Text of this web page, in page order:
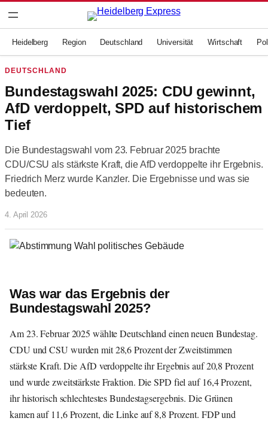
Inhalt
Heidelberg Region Deutschland Universität Wirtschaft
DEUTSCHLAND
Bundestagswahl 2025: CDU gewinnt,
AfD verdoppelt, SPD auf historischem
Tief
Die Bundestagswahl vom 23. Februar 2025 brachte
CDU/CSU als stärkste Kraft, die AfD verdoppelte ihr Ergebnis.
Friedrich Merz wurde Kanzler. Die Ergebnisse und was sie
bedeuten.
4. April 2026
Was war das Ergebnis der
Bundestagswahl 2025?
Am 23. Februar 2025 wählte Deutschland einen neuen Bundestag.
CDU und CSU wurden mit 28,6 Prozent der Zweitstimmen
stärkste Kraft. Die AfD verdoppelte ihr Ergebnis auf 20,8 Prozent
und wurde zweitstärkste Fraktion. Die SPD fiel auf 16,4 Prozent,
ihr historisch schlechtestes Bundestagsergebnis. Die Grünen
kamen auf 11,6 Prozent, die Linke auf 8,8 Prozent. FDP und